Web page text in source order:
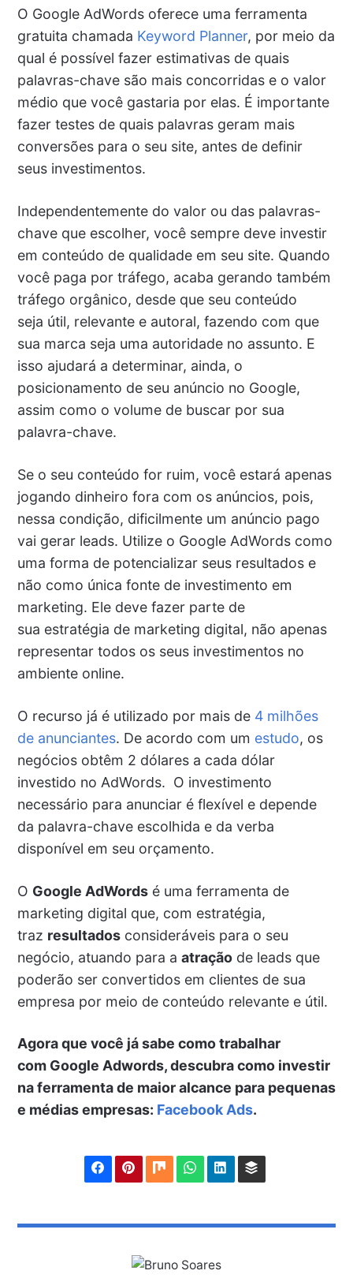
O Google AdWords oferece uma ferramenta
gratuita chamada Keyword Planner, por meio da
qual é possível fazer estimativas de quais
palavras-chave são mais concorridas e o valor
médio que você gastaria por elas. É importante
fazer testes de quais palavras geram mais
conversões para o seu site, antes de definir
seus investimentos.
Independentemente do valor ou das palavras-
chave que escolher, você sempre deve investir
em conteúdo de qualidade em seu site. Quando
você paga por tráfego, acaba gerando também
tráfego orgânico, desde que seu conteúdo
seja útil, relevante e autoral, fazendo com que
sua marca seja uma autoridade no assunto. E
isso ajudará a determinar, ainda, o
posicionamento de seu anúncio no Google,
assim como o volume de buscar por sua
palavra-chave.
Se o seu conteúdo for ruim, você estará apenas
jogando dinheiro fora com os anúncios, pois,
nessa condição, dificilmente um anúncio pago
vai gerar leads. Utilize o Google AdWords como
uma forma de potencializar seus resultados e
não como única fonte de investimento em
marketing. Ele deve fazer parte de
sua estratégia de marketing digital, não apenas
representar todos os seus investimentos no
ambiente online.
O recurso já é utilizado por mais de 4 milhões
de anunciantes. De acordo com um estudo, os
negócios obtêm 2 dólares a cada dólar
investido no AdWords. O investimento
necessário para anunciar é flexível e depende
da palavra-chave escolhida e da verba
disponível em seu orçamento.
O Google AdWordsé uma ferramenta de
marketing digital que, com estratégia,
traz resultadosconsideráveis para o seu
negócio, atuando para a atraçãode leads que
poderão ser convertidos em clientes de sua
empresa por meio de conteúdo relevante e útil.
Agora que você já sabe como trabalhar
com Google Adwords, descubra como investir
na ferramenta de maior alcance para pequenas
e médias empresas: Facebook Ads.